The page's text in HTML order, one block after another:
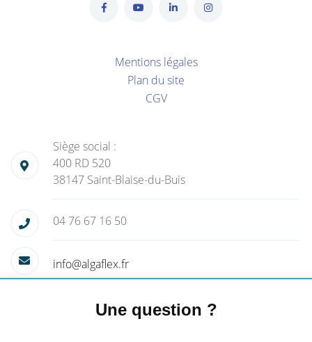
Mentions légales
Plan du site
CGV
Une question ?
Siège social :
400 RD 520
38147 Saint-Blaise-du-Buis
04 76 67 16 50
info@algaflex.fr